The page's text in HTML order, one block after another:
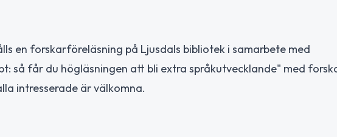
en forskarföreläsning på Ljusdals bibliotek i samarbete med
så får du högläsningen att bli extra språkutvecklande" med
intresserade är välkomna.